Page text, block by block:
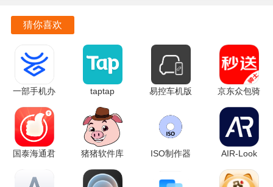
4. 社区讨论功能让用户能够与其他创作者交流，分享经验和
5. 在不断开发更多功能，未来将支持动画、音乐等多种创作
形式，期待用户的参与。
常见问题
创游世界适合哪些类型的创作者？
创游世界适合各类创作者，无论是绘画、编程还是音乐创作
的爱好者，都可以在这里找到合适的创作工具。
猜你喜欢
一部手机办
事通 3.1.4
官方版
taptap
2.96.8-
rel#100000
安卓版
易控车机版
版
京东众包骑
手 12.29.0
最新版
国泰海通君
安卓版
猪猪软件库
3.2 官方版
ISO制作器
版
AIR-Look
5.1 官方正
版